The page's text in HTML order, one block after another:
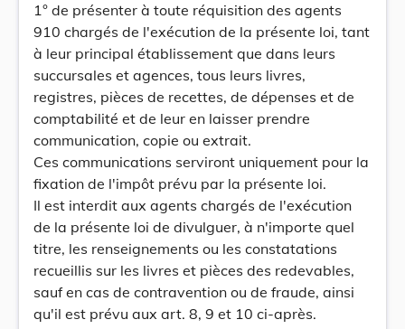
1° de présenter à toute réquisition des agents
910 chargés de l'exécution de la présente loi, tant
à leur principal établissement que dans leurs
succursales et agences, tous leurs livres,
registres, pièces de recettes, de dépenses et de
comptabilité et de leur en laisser prendre
communication, copie ou extrait.
Ces communications serviront uniquement pour la
fixation de l'impôt prévu par la présente loi.
Il est interdit aux agents chargés de l'exécution
de la présente loi de divulguer, à n'importe quel
titre, les renseignements ou les constatations
recueillis sur les livres et pièces des redevables,
sauf en cas de contravention ou de fraude, ainsi
qu'il est prévu aux art. 8, 9 et 10 ci-après.